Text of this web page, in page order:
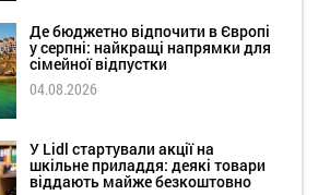
Де бюджетно відпочити в Європі
у серпні: найкращі напрямки для
сімейної відпустки
04.08.2026
У Lidl стартували акції на
шкільне приладдя: деякі товари
віддають майже безкоштовно